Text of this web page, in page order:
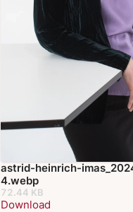
astrid-heinrich-
4.webp
72.44 KB
Download